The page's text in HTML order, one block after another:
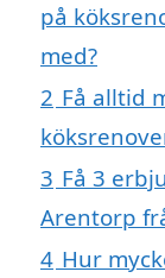
på
med?
2 Få alltid
3 Få 3
Arentorp
4 Hur